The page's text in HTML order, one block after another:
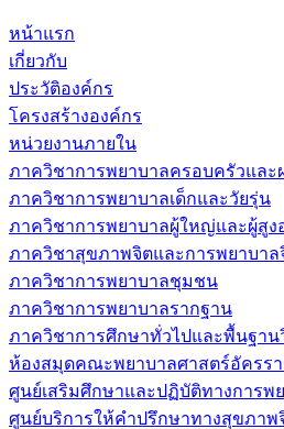
หน้าแรก
เกี่ยวกับ
ประวัติองค์กร
โครงสร้างองค์กร
หน่วยงานภายใน
ภาควิชาการพยาบาลครอบครัวและ
ภาควิชาการพยาบาลเด็กและวัยรุ่น
ภาควิชาการพยาบาลผู้ใหญ่และผู้สูง
ภาควิชาสุขภาพจิตและการพยาบาล
ภาควิชาการพยาบาลชุมชน
ภาควิชาการพยาบาลรากฐาน
ภาควิชาการศึกษาทั่วไปและพื้นฐา
ห้องสมุดคณะพยาบาลศาสตร์อัครร
ศูนย์เสริมศึกษาและปฏิบัติทางการพ
ศูนย์บริการให้คำปรึกษาทางสุขภาพ